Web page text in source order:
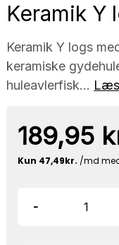
Keramik Y
Keramik Y logs
keramiske
huleavlerfisk...
189,95
-